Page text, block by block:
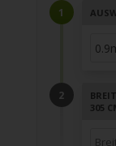
305